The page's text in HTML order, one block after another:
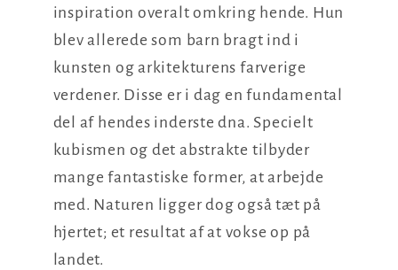
inspiration overalt omkring hende. Hun
blev allerede som barn bragt ind i
kunsten og arkitekturens farverige
verdener. Disse er i dag en fundamental
del af hendes inderste dna. Specielt
kubismen og det abstrakte tilbyder
mange fantastiske former, at arbejde
med. Naturen ligger dog også tæt på
hjertet; et resultat af at vokse op på
landet.